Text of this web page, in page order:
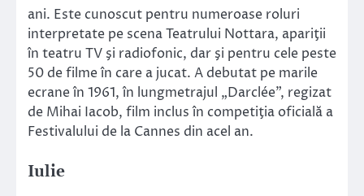
ani. Este cunoscut pentru numeroase roluri
interpretate pe scena Teatrului Nottara, apariţii
în teatru TV şi radiofonic, dar şi pentru cele peste
50 de filme în care a jucat. A debutat pe marile
ecrane în 1961, în lungmetrajul „Darclée”, regizat
de Mihai Iacob, film inclus în competiţia oficială a
Festivalului de la Cannes din acel an.
Iulie